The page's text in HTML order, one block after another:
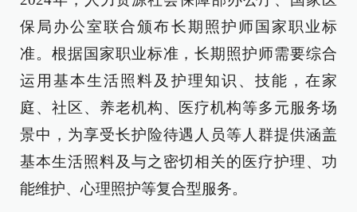
保局办公室联合颁布长期照护师国家职业标
准。根据国家职业标准，长期照护师需要综合
运用基本生活照料及护理知识、技能，在家
庭、社区、养老机构、医疗机构等多元服务场
景中，为享受长护险待遇人员等人群提供涵盖
基本生活照料及与之密切相关的医疗护理、功
能维护、心理照护等复合型服务。